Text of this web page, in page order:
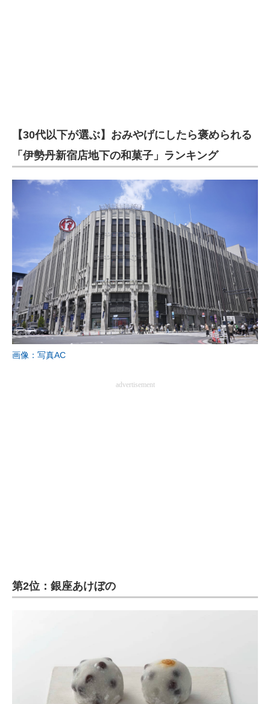
【30代以下が選ぶ】おみやげにしたら褒められる
「伊勢丹新宿店地下の和菓子」ランキング
画像：写真AC
advertisement
第2位：銀座あけぼの